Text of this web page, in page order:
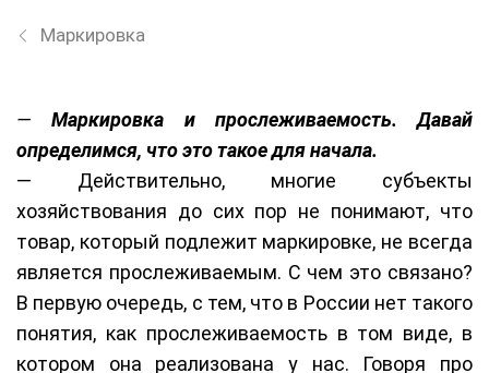
Маркировка
—Маркировка и прослеживаемость. Давай
определимся, что это такое для начала.
— Действительно, многие субъекты
хозяйствования до сих пор не понимают, что
товар, который подлежит маркировке, не всегда
является прослеживаемым. С чем это связано?
В первую очередь, с тем, что в России нет такого
понятия, как прослеживаемость в том виде, в
котором она реализована у нас. Говоря про